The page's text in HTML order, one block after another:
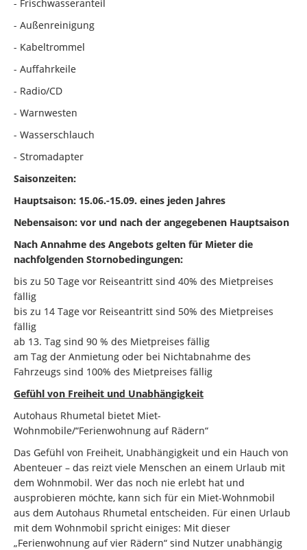
- Frischwasseranteil
- Außenreinigung
- Kabeltrommel
- Auffahrkeile
- Radio/CD
- Warnwesten
- Wasserschlauch
- Stromadapter
Saisonzeiten:
Hauptsaison: 15.06.-15.09. eines jeden Jahres
Nebensaison: vor und nach der angegebenen Hauptsaison
Nach Annahme des Angebots gelten für Mieter die
nachfolgenden Stornobedingungen:
bis zu 50 Tage vor Reiseantritt sind 40% des Mietpreises
fällig
bis zu 14 Tage vor Reiseantritt sind 50% des Mietpreises
fällig
ab 13. Tag sind 90 % des Mietpreises fällig
am Tag der Anmietung oder bei Nichtabnahme des
Fahrzeugs sind 100% des Mietpreises fällig
Gefühl von Freiheit und Unabhängigkeit
Autohaus Rhumetal bietet Miet-
Wohnmobile/“Ferienwohnung auf Rädern“
Das Gefühl von Freiheit, Unabhängigkeit und ein Hauch von
Abenteuer – das reizt viele Menschen an einem Urlaub mit
dem Wohnmobil. Wer das noch nie erlebt hat und
ausprobieren möchte, kann sich für ein Miet-Wohnmobil
aus dem Autohaus Rhumetal entscheiden. Für einen Urlaub
mit dem Wohnmobil spricht einiges: Mit dieser
„Ferienwohnung auf vier Rädern“ sind Nutzer unabhängig